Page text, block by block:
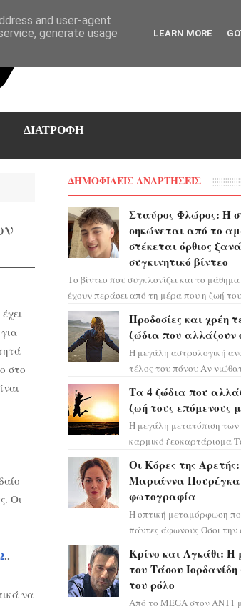
ΔΙΑΤΡΟΦΗ
στο
Οι
..
να
ΔΗΜΟΦΙΛΕΙΣ ΑΝΑΡΤΗΣΕΙΣ
Σταύρος Φλώρος: Η
σηκώνεται από το
στέκεται όρθιος
συγκινητικό βίντεο
Το βίντεο που συγκλονίζει και το
έχουν περάσει από τη μέρα που η ζωή
Φλώρου άλλαξε για πάντα. Ο πρώην...
Προδοσίες και χρέη
ζώδια που αλλάζουν
Η μεγάλη αστρολογική
τέλος του πόνου Αν
πάρετε μια βαθιά α...
Τα 4 ζώδια που
ζωή τους επόμενους
Η μεγάλη μετατόπιση των
καρμικό ξεσκαρτάρισμα
προειδοποιεί: οι σελην...
Οι Κόρες της
Μαριάννα Πουρέγκα
φωτογραφία
Η οπτική μεταμόρφωση
πάντες άφωνους Όσοι
πρέπει τώρα να
Κρίνο και Αγκάθι:
του Τάσου Ιορδανίδη
του ρόλο
Από το MEGA στον ΑΝΤ1
and user-agent
generate usage
LEARN MORE